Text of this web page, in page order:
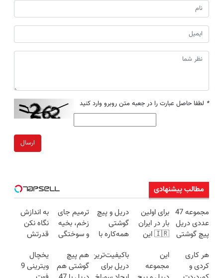
* لطفا حاصل عبارت را در جعبه متن روبرو وارد کنید
ارسال
مطالب پیشنهادی
مجموعه 47
عددی دریل
پیچ گوشتی
(تخفیف به
مدت
برای اولین
بار در ایران
🇮🇷 این
ترمیم کننده
23 روزه
دریل و پیچ
گوشتی
همه‌کاره با
هوشمند ⚙️
(نصف
ترمیم جای
زخم، بخیه
و سوختگی
هفته!!😍
به اندازش
نگاه نکن
قدرتش
😉 (پرداخت
درب
هر کاری
کردی و
این
مجموعه
باکیفیت‌ترین
دریل برای
هم پیچ
گوشتی هم
یخچال
ویترینی 9